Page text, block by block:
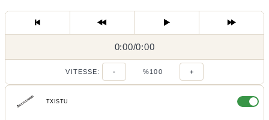
0:00/
0:00/0:00
VITESSE: - %100 +
TXISTU